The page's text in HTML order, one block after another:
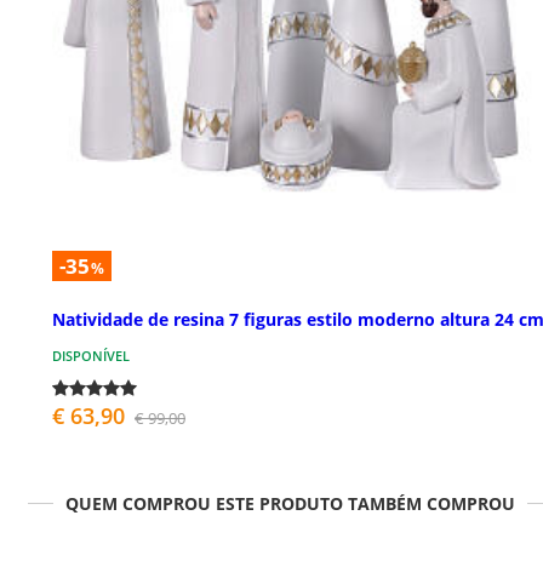
-35%
Natividade de resina 7 figuras estilo moderno altura 24 cm
DISPONÍVEL
€ 63,90 € 99,00
QUEM COMPROU ESTE PRODUTO TAMBÉM COMPROU